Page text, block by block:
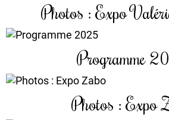
Photos : Expo
Programme
Photos : Expo